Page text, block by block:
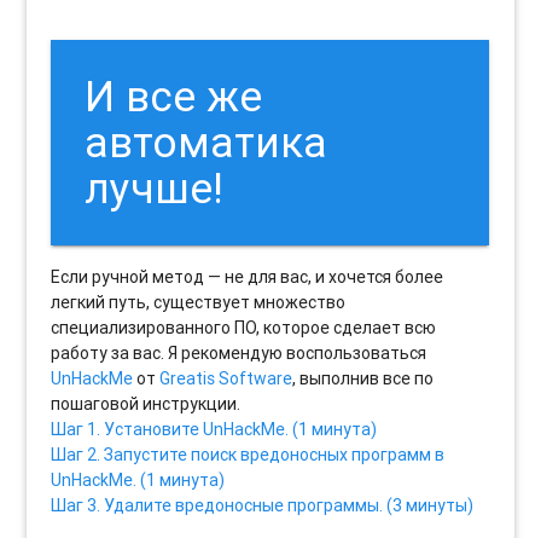
И все же
автоматика
лучше!
Если ручной метод — не для вас, и хочется более
легкий путь, существует множество
специализированного ПО, которое сделает всю
работу за вас. Я рекомендую воспользоваться
UnHackMeотGreatis Software, выполнив все по
пошаговой инструкции.
Шаг 1. Установите UnHackMe. (1 минута)
Шаг 2. Запустите поиск вредоносных программ в
UnHackMe. (1 минута)
Шаг 3. Удалите вредоносные программы. (3 минуты)